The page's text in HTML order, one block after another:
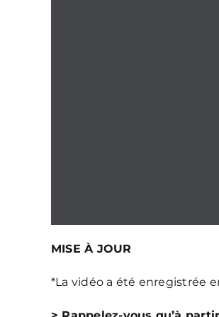
MISE À JOUR
*La vidéo a été enregistrée